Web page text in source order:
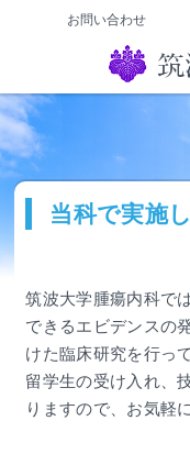
お問い合わせ
当科で実施
筑波大学腫瘍内科で
できるエビデンスの
けた臨床研究を行っ
留学生の受け入れ、
りますので、お気軽